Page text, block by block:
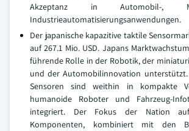
Akzeptanz in Automobil-,
Industrieautomatisierungsanwendungen.
Der japanische kapazitive taktile
auf 267.1 Mio. USD. Japans
führende Rolle in der Robotik, der
und der Automobilinnovation
Sensoren sind weithin in kompakte
humanoide Roboter und Fahrzeug-
integriert. Der Fokus der Nation auf
Komponenten, kombiniert mit den